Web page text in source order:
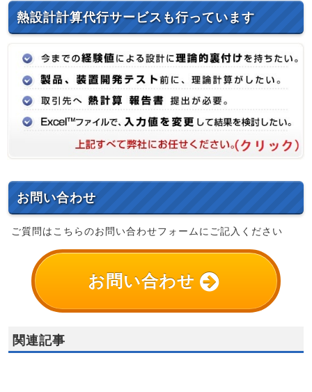
熱設計計算代行サービスも行っています
お問い合わせ
ご質問はこちらのお問い合わせフォームにご記入ください
お問い合わせ
関連記事